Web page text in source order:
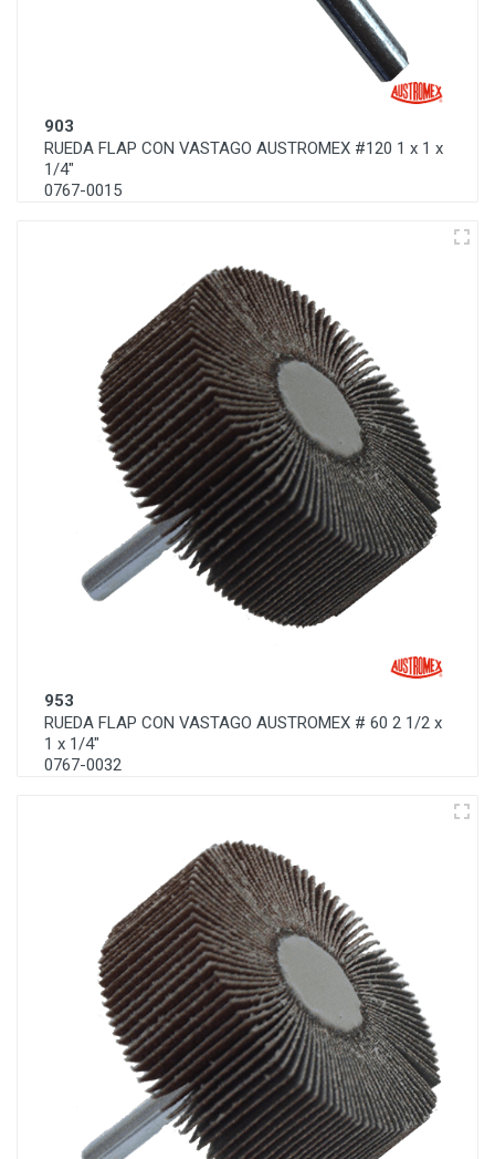
903
RUEDA FLAP CON VASTAGO AUSTROMEX #120 1 x 1 x
1/4"
0767-0015
953
RUEDA FLAP CON VASTAGO AUSTROMEX # 60 2 1/2 x
1 x 1/4"
0767-0032